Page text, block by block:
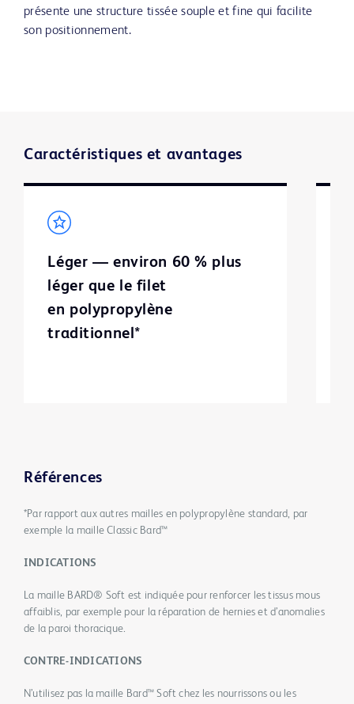
présente une structure tissée souple et fine qui facilite
son positionnement.
Caractéristiques et avantages
Léger — environ 60 % plus
léger que le filet
en polypropylène
traditionnel*
Références
*Par rapport aux autres mailles en polypropylène standard, par
exemple la maille Classic Bard™
INDICATIONS
La maille BARD® Soft est indiquée pour renforcer les tissus mous
affaiblis, par exemple pour la réparation de hernies et d’anomalies
de la paroi thoracique.
CONTRE-INDICATIONS
N’utilisez pas la maille Bard™ Soft chez les nourrissons ou les